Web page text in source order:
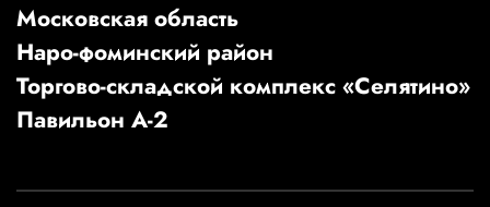
Московская область
Наро-фоминский район
Торгово-складской комплекс «Селятино»
Павильон А-2